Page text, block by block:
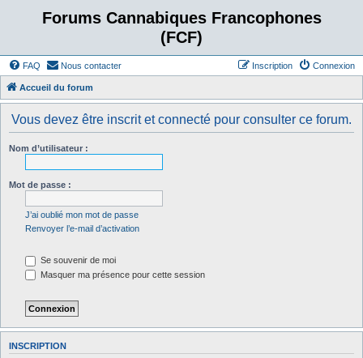
Forums Cannabiques Francophones
(FCF)
FAQ Nous contacter Connexion
Inscription
Accueil du forum
Vous devez être inscrit et connecté pour consulter ce forum.
Nom d’utilisateur :
Mot de passe :
J’ai oublié mon mot de passe
Renvoyer l’e-mail d’activation
Se souvenir de moi
Masquer ma présence pour cette session
INSCRIPTION